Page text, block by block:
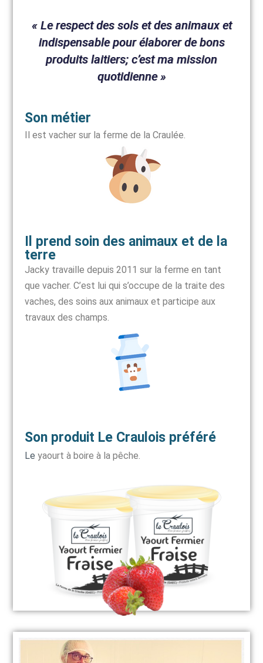
« Le respect des sols et des animaux et
indispensable pour élaborer de bons
produits laitiers; c’est ma mission
quotidienne »
Son métier
Il est vacher sur la ferme de la Craulée.
Il prend soin des animaux et de la
terre
Jacky travaille depuis 2011 sur la ferme en tant
que vacher. C’est lui qui s’occupe de la traite des
vaches, des soins aux animaux et participe aux
travaux des champs.
Son produit Le Craulois préféré
Leyaourt à boire à la pêche.